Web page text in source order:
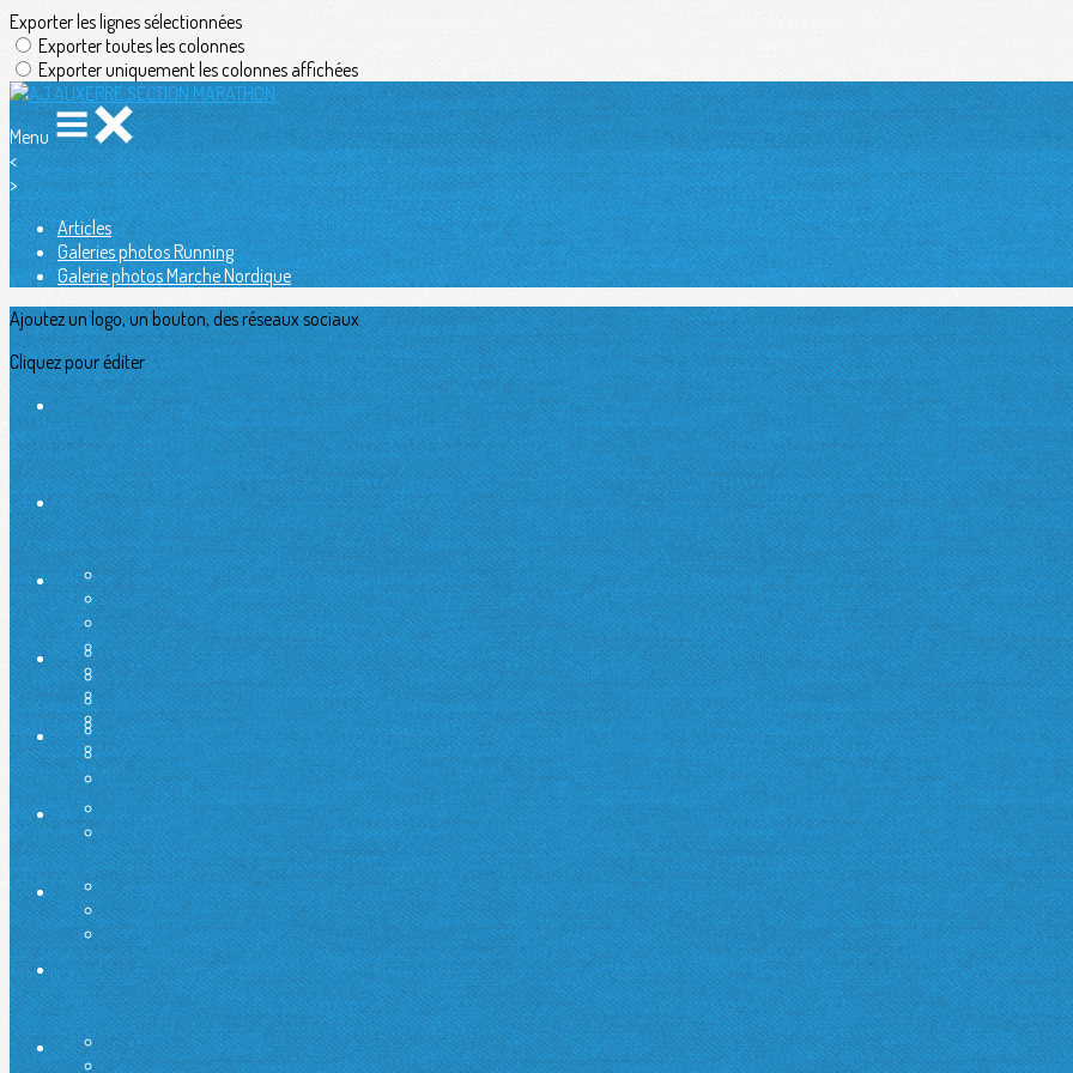
Exporter les lignes sélectionnées
Exporter toutes les colonnes
Exporter uniquement les colonnes affichées
Menu
<
>
Articles
Galeries photos Running
Galerie photos Marche Nordique
Ajoutez un logo, un bouton, des réseaux sociaux
Cliquez pour éditer